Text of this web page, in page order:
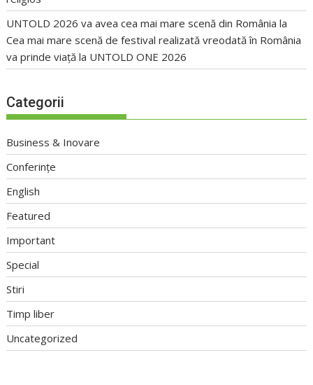
UNTOLD 2026 va avea cea mai mare scenă din România la
Cea mai mare scenă de festival realizată vreodată în România
va prinde viață la UNTOLD ONE 2026
Categorii
Business & Inovare
Conferințe
English
Featured
Important
Special
Stiri
Timp liber
Uncategorized